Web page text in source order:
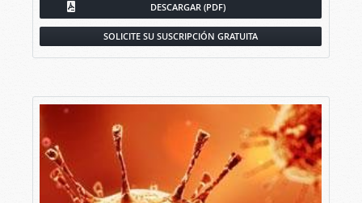
DESCARGAR (PDF)
SOLICITE SU SUSCRIPCIÓN GRATUITA